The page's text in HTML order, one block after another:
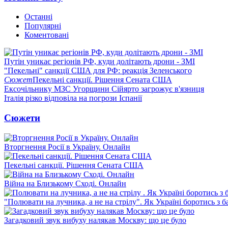
Останні
Популярні
Коментовані
Путін уникає регіонів РФ, куди долітають дрони - ЗМІ
"Пекельні" санкції США для РФ: реакція Зеленського
СюжетПекельні санкції. Рішення Сената США
Ексочільнику МЗС Угорщини Сійярто загрожує в'язниця
Італія різко відповіла на погрози Іспанії
Сюжети
Вторгнення Росії в Україну. Онлайн
Пекельні санкції. Рішення Сената США
Війна на Близькому Сході. Онлайн
"Полювати на лучника, а не на стрілу". Як Україні боротись з
Загадковий звук вибуху налякав Москву: що це було